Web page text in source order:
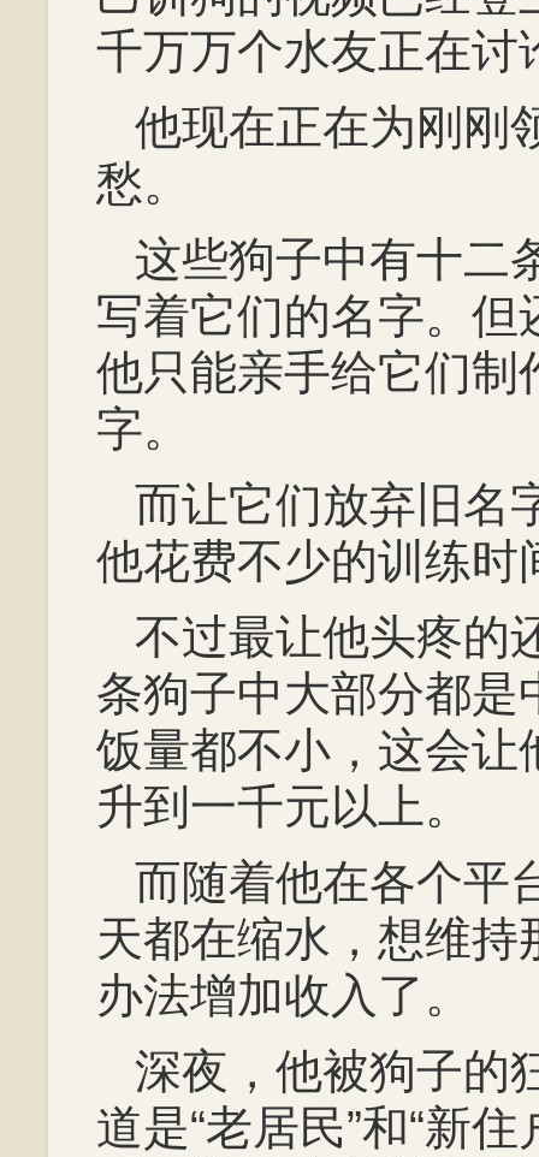
千万万个水友正在讨
他现在正在为刚刚
愁。
这些狗子中有十二
写着它们的名字。但
他只能亲手给它们制
字。
而让它们放弃旧名
他花费不少的训练时
不过最让他头疼的
条狗子中大部分都是
饭量都不小，这会让
升到一千元以上。
而随着他在各个平
天都在缩水，想维
办法增加收入了。
深夜，他被狗子的
道是“老居民”和“新